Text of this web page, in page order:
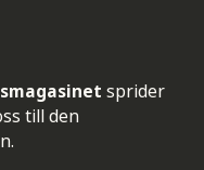
sprider
till den